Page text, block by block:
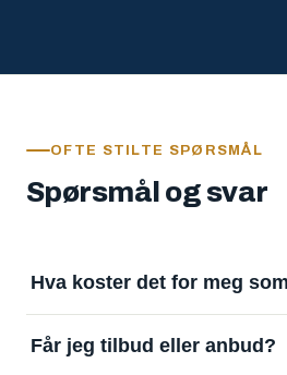
OFTE STILTE SPØRSMÅL
Spørsmål og svar
Hva koster det for meg
å motta svar. Tjenesten
Får jeg tilbud eller anbud?